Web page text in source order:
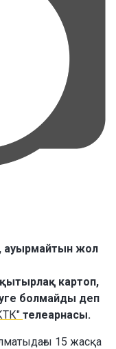
ауырмайтын жол
қытырлақ картоп,
болмайды деп
телеарнасы.
15 жасқа